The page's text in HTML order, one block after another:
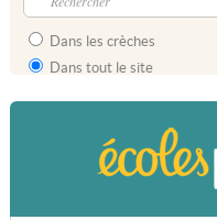
Dans les crèches
Dans tout le site